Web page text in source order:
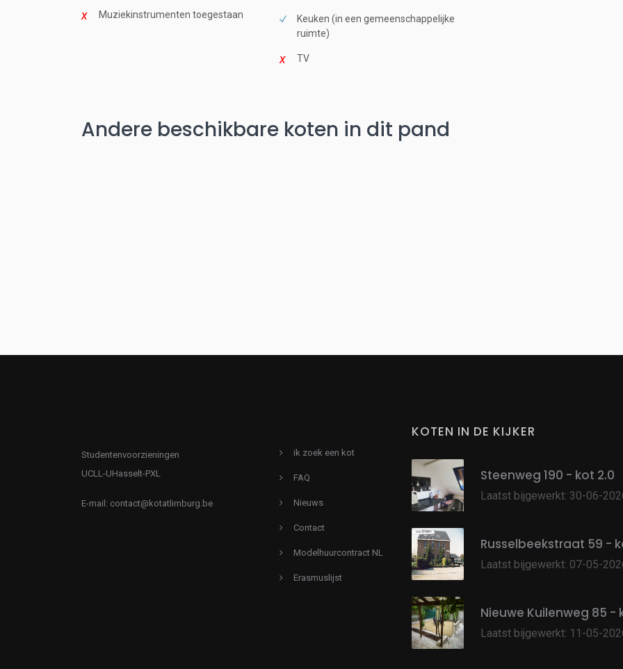
Muziekinstrumenten toegestaan
Keuken (in een gemeenschappelijke
ruimte)
TV
Andere beschikbare koten in dit pand
Studentenvoorzieningen
UCLL-UHasselt-PXL
E-mail: contact@kotatlimburg.be
ik zoek een kot
FAQ
Nieuws
Contact
Modelhuurcontract NL
Erasmuslijst
KOTEN IN DE KIJKER
Steenweg 190 - kot 2.0
Laatst bijgewerkt: 30-06-
Russelbeekstraat 59 -
Laatst bijgewerkt: 07-05-
Nieuwe Kuilenweg 85 -
Laatst bijgewerkt: 11-05-